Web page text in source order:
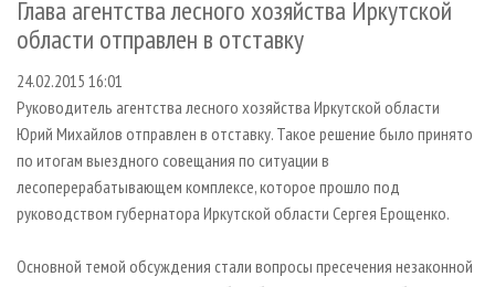
ЛЕСОПИЛЕНИЕ
СУШКА ДРЕВЕСИНЫ
ПРОИЗВОДСТВО ДРЕВЕСНЫХ ПЛИТ
ДЕРЕВЯННОЕ ДОМОСТРОЕНИЕ
ПРОИЗВОДСТВО МЕБЕЛИ
НОВОСТИ ЖУРНАЛА
ПРЕДПРИЯТИЯ ЛПК
ПЕРСОНЫ
МОБИЛЬНЫЕ ВЫСТАВКИ
ОФИЦИАЛЬНЫЕ ДЕЛЕГАЦИИ
ПРИОРИТЕТНЫЕ ИНВЕСТПРОЕКТЫ
АРХИВ ЖУРНАЛОВ
СТАТЬИ
О ЖУРНАЛЕ
ПОДПИСКА
КОНТАКТЫ
РЕКЛАМОДАТЕЛЯМ
РЕКЛАМА
РЕКЛАМА НА САЙТЕ
Глава агентства лесного хозяйства Иркутской
области отправлен в отставку
24.02.2015 16:01
Руководитель агентства лесного хозяйства Иркутской области
Юрий Михайлов отправлен в отставку. Такое решение было принято
по итогам выездного совещания по ситуации в
лесоперерабатывающем комплексе, которое прошло под
руководством губернатора Иркутской области Сергея Ерощенко.
Основной темой обсуждения стали вопросы пресечения незаконной